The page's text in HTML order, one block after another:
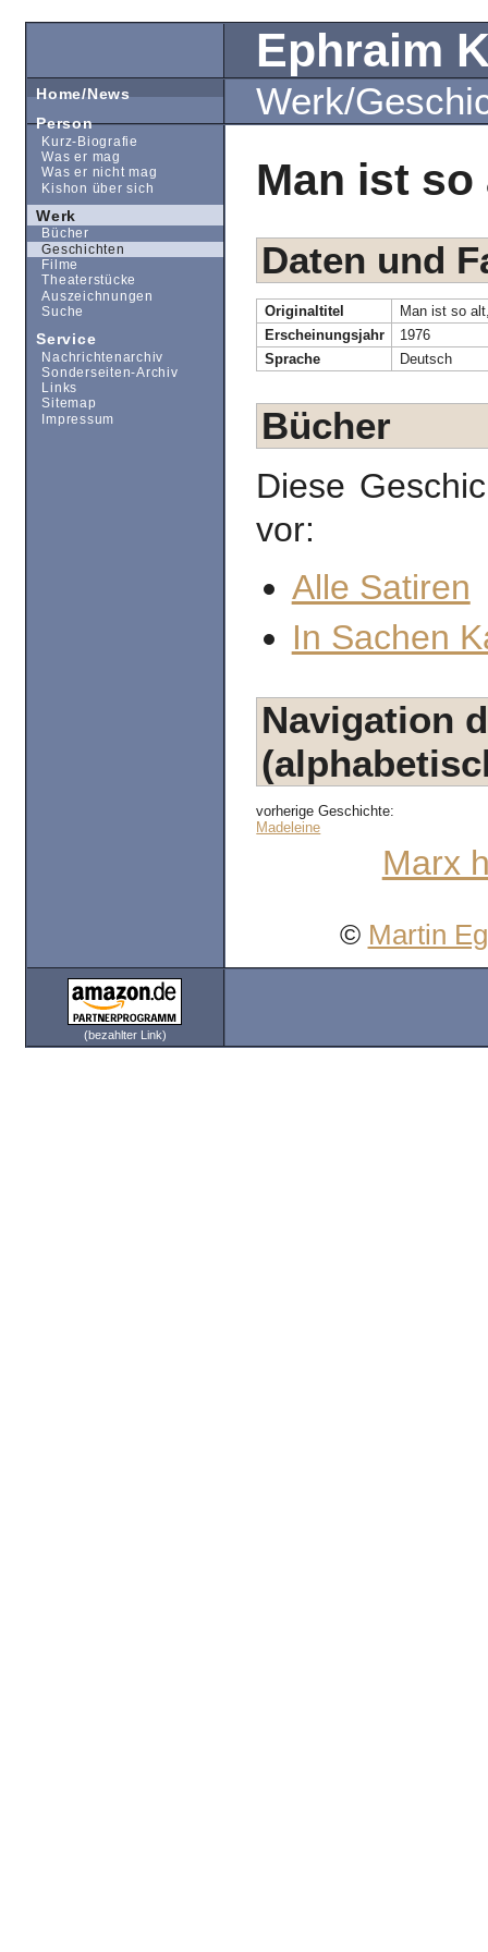
Ephraim
Werk/
Man ist
Daten und
Originaltitel
Man ist so
Erscheinungsjahr
1976
Sprache
Deutsch
Bücher
Diese
vor:
Alle Satiren
In Sachen
Navigation
vorherige Geschichte:
Madeleine
Marx
© Martin
(bezahlter Link)
Home/News
Person
Kurz-Biografie
Was er mag
Was er nicht mag
Kishon über sich
Werk
Bücher
Geschichten
Filme
Theaterstücke
Auszeichnungen
Suche
Service
Nachrichtenarchiv
Sonderseiten-Archiv
Links
Sitemap
Impressum